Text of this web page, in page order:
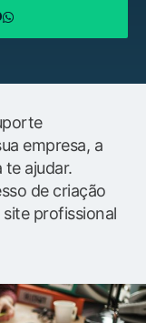
empresa, a
ajudar.
de criação
profissional